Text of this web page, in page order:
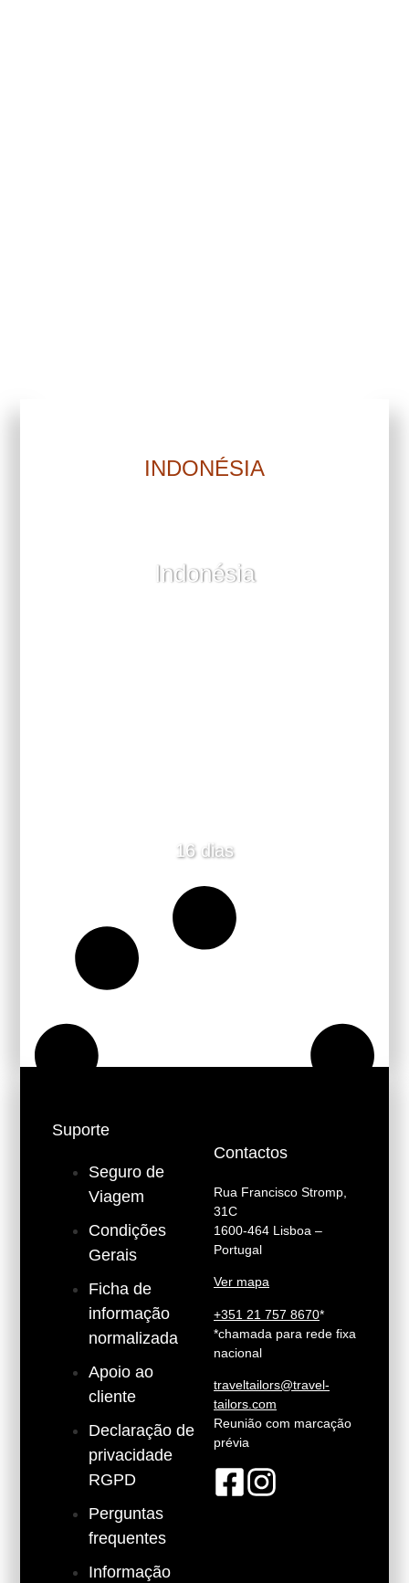
INDONÉSIA
Indonésia
16 dias
Suporte
Seguro de
Viagem
Condições
Gerais
Ficha de
informação
normalizada
Apoio ao
cliente
Declaração de
privacidade
RGPD
Perguntas
frequentes
Informação
Contactos
Rua Francisco Stromp,
31C
1600-464 Lisboa –
Portugal
Ver mapa
+351 21 757 8670*
*chamada para rede fixa
nacional
traveltailors@travel-
tailors.com
Reunião com marcação
prévia